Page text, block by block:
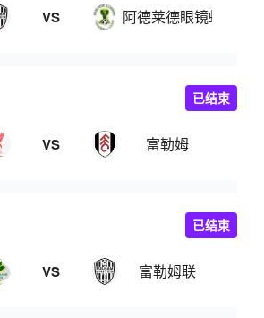
VS 阿德莱德眼镜蛇
VS 富勒姆
已结束
VS 富勒姆联
已结束